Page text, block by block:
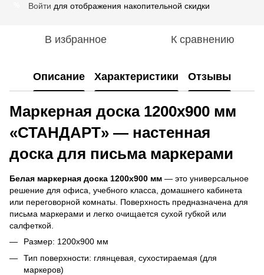
Войти для отображения накопительной скидки
В избранное К сравнению
Описание Характеристики Отзывы
Маркерная доска 1200x900 мм
«СТАНДАРТ» — настенная
доска для письма маркерами
Белая маркерная доска 1200x900 мм — это универсальное
решение для офиса, учебного класса, домашнего кабинета
или переговорной комнаты. Поверхность предназначена для
письма маркерами и легко очищается сухой губкой или
салфеткой.
Размер: 1200x900 мм
Тип поверхности: глянцевая, сухостираемая (для
маркеров)